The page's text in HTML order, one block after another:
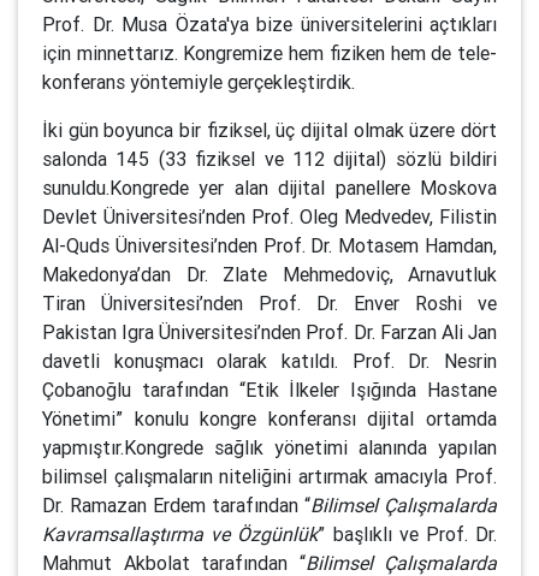
Prof. Dr. Musa Özata'ya bize üniversitelerini açtıkları
için minnettarız. Kongremize hem fiziken hem de tele-
konferans yöntemiyle gerçekleştirdik.
İki gün boyunca bir fiziksel, üç dijital olmak üzere dört
salonda 145 (33 fiziksel ve 112 dijital) sözlü bildiri
sunuldu.Kongrede yer alan dijital panellere Moskova
Devlet Üniversitesi’nden Prof. Oleg Medvedev, Filistin
Al-Quds Üniversitesi’nden Prof. Dr. Motasem Hamdan,
Makedonya’dan Dr. Zlate Mehmedoviç, Arnavutluk
Tiran Üniversitesi’nden Prof. Dr. Enver Roshi ve
Pakistan Igra Üniversitesi’nden Prof. Dr. Farzan Ali Jan
davetli konuşmacı olarak katıldı. Prof. Dr. Nesrin
Çobanoğlu tarafından “Etik İlkeler Işığında Hastane
Yönetimi” konulu kongre konferansı dijital ortamda
yapmıştır.Kongrede sağlık yönetimi alanında yapılan
bilimsel çalışmaların niteliğini artırmak amacıyla Prof.
Dr. Ramazan Erdem tarafından “Bilimsel Çalışmalarda
Kavramsallaştırma ve Özgünlük” başlıklı ve Prof. Dr.
Mahmut Akbolat tarafından “Bilimsel Çalışmalarda